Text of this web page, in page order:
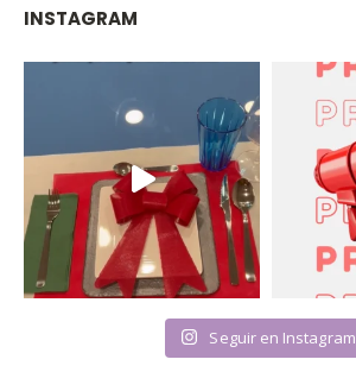
INSTAGRAM
Seguir en Instagram